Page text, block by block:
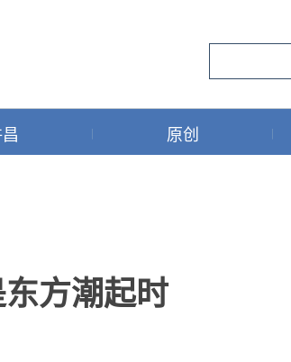
原创
方潮起时